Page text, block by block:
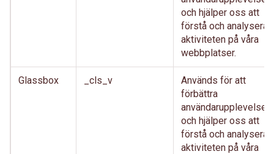
och hjälper oss att
förstå och analysera
aktiviteten på våra
webbplatser.
Glassbox _cls_v
Används för att
förbättra
användarupplevelsen
och hjälper oss att
förstå och analysera
aktiviteten på våra